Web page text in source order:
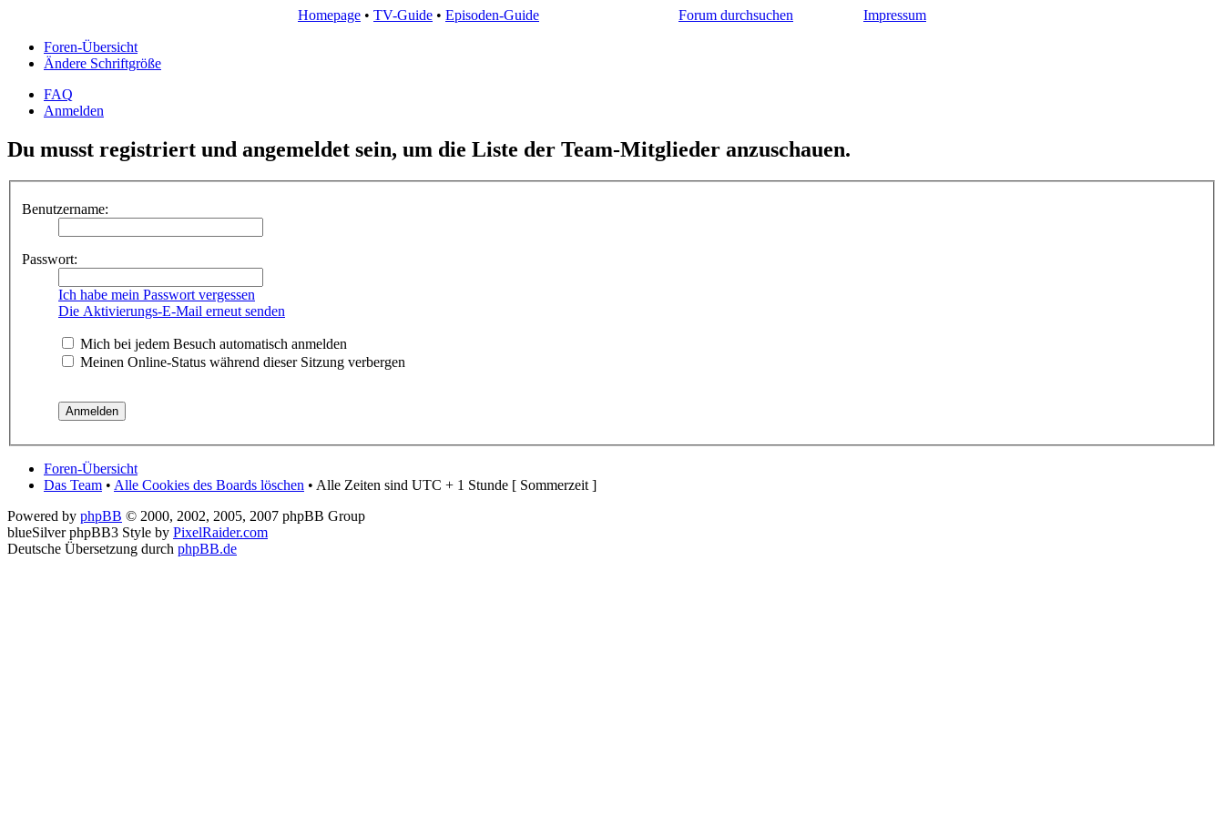
Homepage • TV-Guide • Episoden-Guide Forum durchsuchen Impressum
Foren-Übersicht
Ändere Schriftgröße
FAQ
Anmelden
Du musst registriert und angemeldet sein, um die Liste der Team-Mitglieder anzuschauen.
Benutzername:
Passwort:
Ich habe mein Passwort vergessen
Die Aktivierungs-E-Mail erneut senden
Mich bei jedem Besuch automatisch anmelden
Meinen Online-Status während dieser Sitzung verbergen
Foren-Übersicht
Das Team • Alle Cookies des Boards löschen • Alle Zeiten sind UTC + 1 Stunde [ Sommerzeit ]
Powered by phpBB © 2000, 2002, 2005, 2007 phpBB Group
blueSilver phpBB3 Style by PixelRaider.com
Deutsche Übersetzung durch phpBB.de